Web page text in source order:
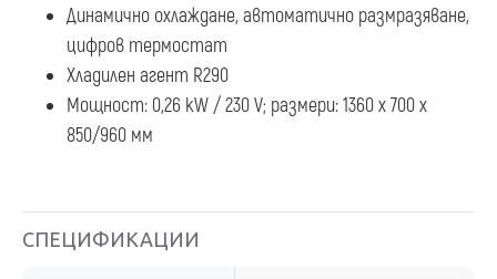
Динамично охлаждане, автоматично размразяване,
цифров термостат
Хладилен агент R290
Мощност: 0,26 kW / 230 V; размери: 1360 x 700 x
850/960 мм
СПЕЦИФИКАЦИИ